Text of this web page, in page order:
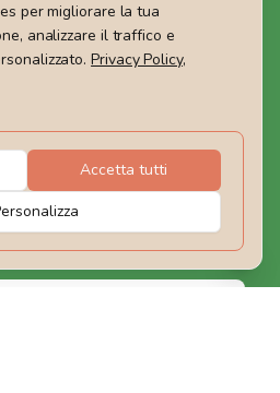
che offre viaggi nel Mondo,
e condividerai con noi il
ci circonda.
per migliorare la tua
analizzare il traffico e
Privacy Policy,
Accetta tutti